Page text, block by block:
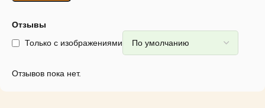
Отзывы
Только с изображениями
Отзывов пока нет.